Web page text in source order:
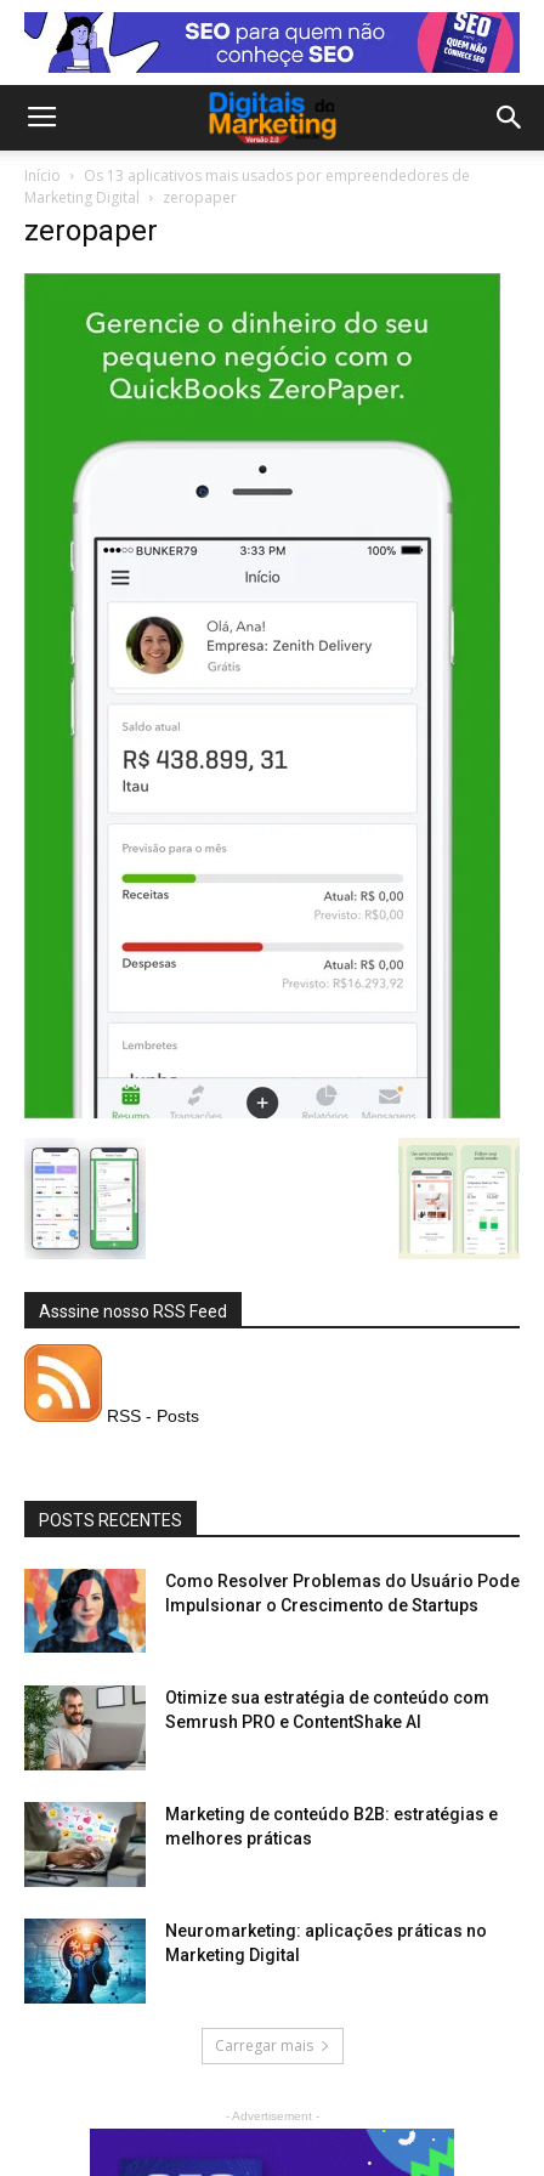
Início
Os 13 aplicativos mais usados por empreendedores de
Marketing Digital
zeropaper
zeropaper
Asssine nosso RSS Feed
RSS - Posts
POSTS RECENTES
Como Resolver Problemas do Usuário Pode
Impulsionar o Crescimento de Startups
Otimize sua estratégia de conteúdo com
Semrush PRO e ContentShake AI
Marketing de conteúdo B2B: estratégias e
melhores práticas
Neuromarketing: aplicações práticas no
Marketing Digital
Carregar mais
- Advertisement -